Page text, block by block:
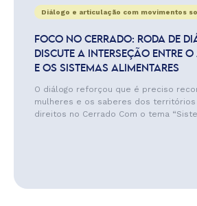
Diálogo e articulação com movimentos
FOCO NO CERRADO: RODA DE
DISCUTE A INTERSEÇÃO ENTRE
E OS SISTEMAS ALIMENTARES
O diálogo reforçou que é preciso
mulheres e os saberes dos
direitos no Cerrado Com o tema